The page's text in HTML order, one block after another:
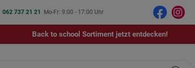
062 737 21 21 Mo-Fr: 9:00 - 17:00 Uhr
Back to school Sortiment jetzt entdecken!